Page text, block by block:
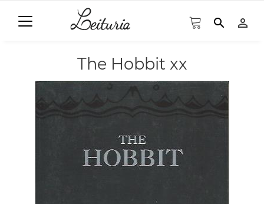
search person_outline
The Hobbit xx